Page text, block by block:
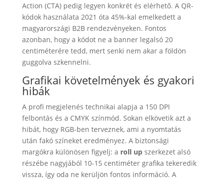
Action (CTA) pedig legyen konkrét és elérhető. A QR-
kódok használata 2021 óta 45%-kal emelkedett a
magyarországi B2B rendezvényeken. Fontos
azonban, hogy a kódot ne a banner legalsó 20
centiméterére tedd, mert senki nem akar a földön
guggolva szkennelni.
Grafikai követelmények és gyakori
hibák
A profi megjelenés technikai alapja a 150 DPI
felbontás és a CMYK színmód. Sokan elkövetik azt a
hibát, hogy RGB-ben terveznek, ami a nyomtatás
után fakó színeket eredményez. A biztonsági
margókra különösen figyelj: a roll upszerkezet alsó
részébe nagyjából 10-15 centiméter grafika tekeredik
vissza, így oda ne kerüljön fontos információ. A